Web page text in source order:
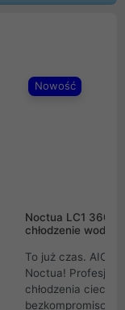
Nowość
Noctua LC1
chłodzenie wodne
To już czas. AIO
Noctua!
chłodzenia cieczą